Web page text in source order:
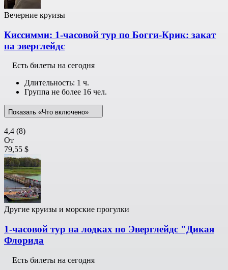
Вечерние круизы
Киссимми: 1-часовой тур по Богги-Крик: закат
на эверглейдс
Есть билеты на сегодня
Длительность: 1 ч.
Группа не более 16 чел.
Показать «Что включено»
4,4 (8)
От
79,55 $
Другие круизы и морские прогулки
1-часовой тур на лодках по Эверглейдс "Дикая
Флорида
Есть билеты на сегодня